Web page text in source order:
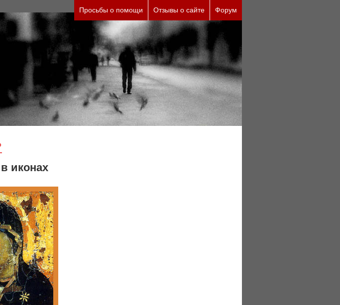
и его психологические причины (бесплатно)
Просьбы о помощи Отзывы о сайте Форум
иконах